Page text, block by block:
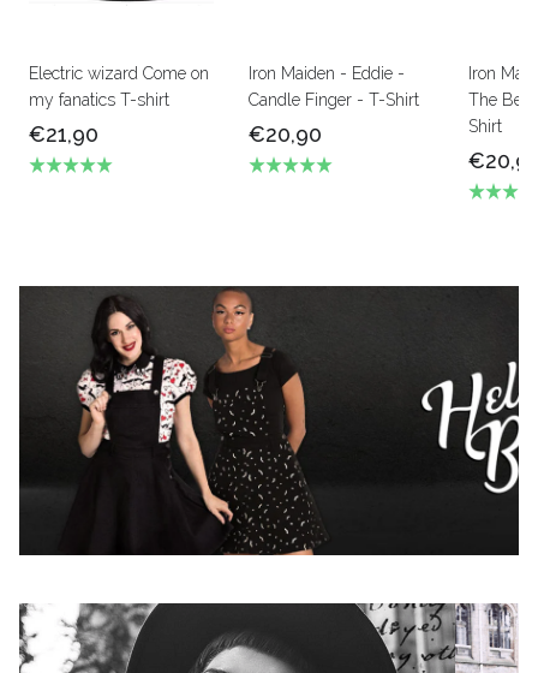
Electric wizard Come on
my fanatics T-shirt
€21,90
Iron Maiden - Eddie -
Candle Finger - T-Shirt
€20,90
Iron
The
Shirt